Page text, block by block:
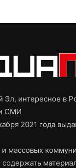
интересное в
СМИ
2021 года
массовых